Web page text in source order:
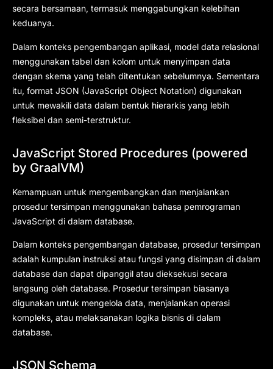
secara bersamaan, termasuk menggabungkan kelebihan
keduanya.
Dalam konteks pengembangan aplikasi, model data relasional
menggunakan tabel dan kolom untuk menyimpan data
dengan skema yang telah ditentukan sebelumnya. Sementara
itu, format JSON (JavaScript Object Notation) digunakan
untuk mewakili data dalam bentuk hierarkis yang lebih
fleksibel dan semi-terstruktur.
JavaScript Stored Procedures (powered
by GraalVM)
Kemampuan untuk mengembangkan dan menjalankan
prosedur tersimpan menggunakan bahasa pemrograman
JavaScript di dalam database.
Dalam konteks pengembangan database, prosedur tersimpan
adalah kumpulan instruksi atau fungsi yang disimpan di dalam
database dan dapat dipanggil atau dieksekusi secara
langsung oleh database. Prosedur tersimpan biasanya
digunakan untuk mengelola data, menjalankan operasi
kompleks, atau melaksanakan logika bisnis di dalam
database.
JSON Schema